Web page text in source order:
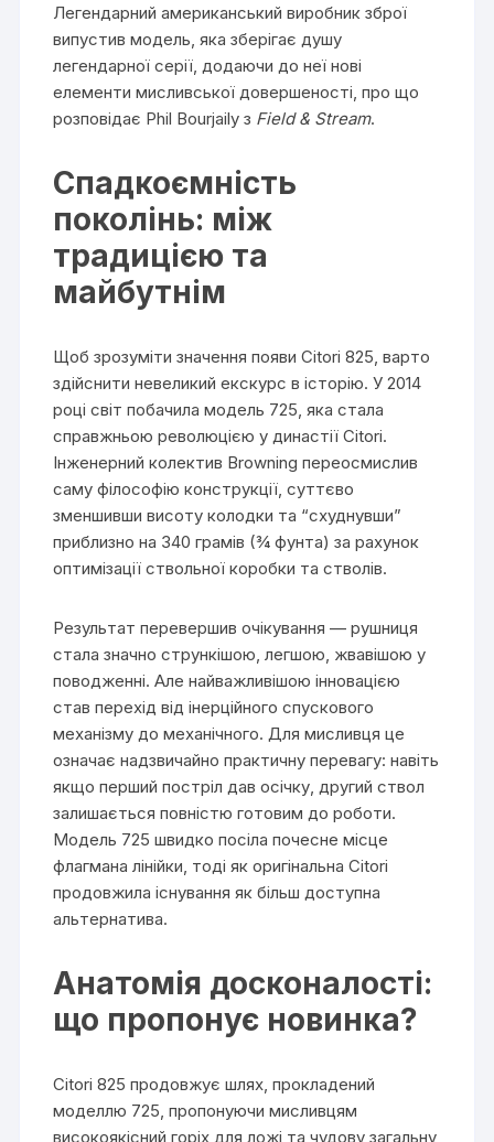
Легендарний американський виробник зброї
випустив модель, яка зберігає душу
легендарної серії, додаючи до неї нові
елементи мисливської довершеності, про що
розповідає Phil Bourjaily з Field & Stream.
Спадкоємність
поколінь: між
традицією та
майбутнім
Щоб зрозуміти значення появи Citori 825, варто
здійснити невеликий екскурс в історію. У 2014
році світ побачила модель 725, яка стала
справжньою революцією у династії Citori.
Інженерний колектив Browning переосмислив
саму філософію конструкції, суттєво
зменшивши висоту колодки та “схуднувши”
приблизно на 340 грамів (¾ фунта) за рахунок
оптимізації ствольної коробки та стволів.
Результат перевершив очікування — рушниця
стала значно стрункішою, легшою, жвавішою у
поводженні. Але найважливішою інновацією
став перехід від інерційного спускового
механізму до механічного. Для мисливця це
означає надзвичайно практичну перевагу: навіть
якщо перший постріл дав осічку, другий ствол
залишається повністю готовим до роботи.
Модель 725 швидко посіла почесне місце
флагмана лінійки, тоді як оригінальна Citori
продовжила існування як більш доступна
альтернатива.
Анатомія досконалості:
що пропонує новинка?
Citori 825 продовжує шлях, прокладений
моделлю 725, пропонуючи мисливцям
високоякісний горіх для ложі та чудову загальну